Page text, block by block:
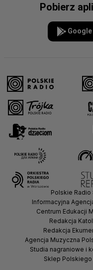
Pobierz
Google
Polskie Radio
Informacyjna
Centrum Edukacji
Redakcja
Redakcja
Agencja Muzyczna
Studia nagraniowe i
Sklep Polskiego